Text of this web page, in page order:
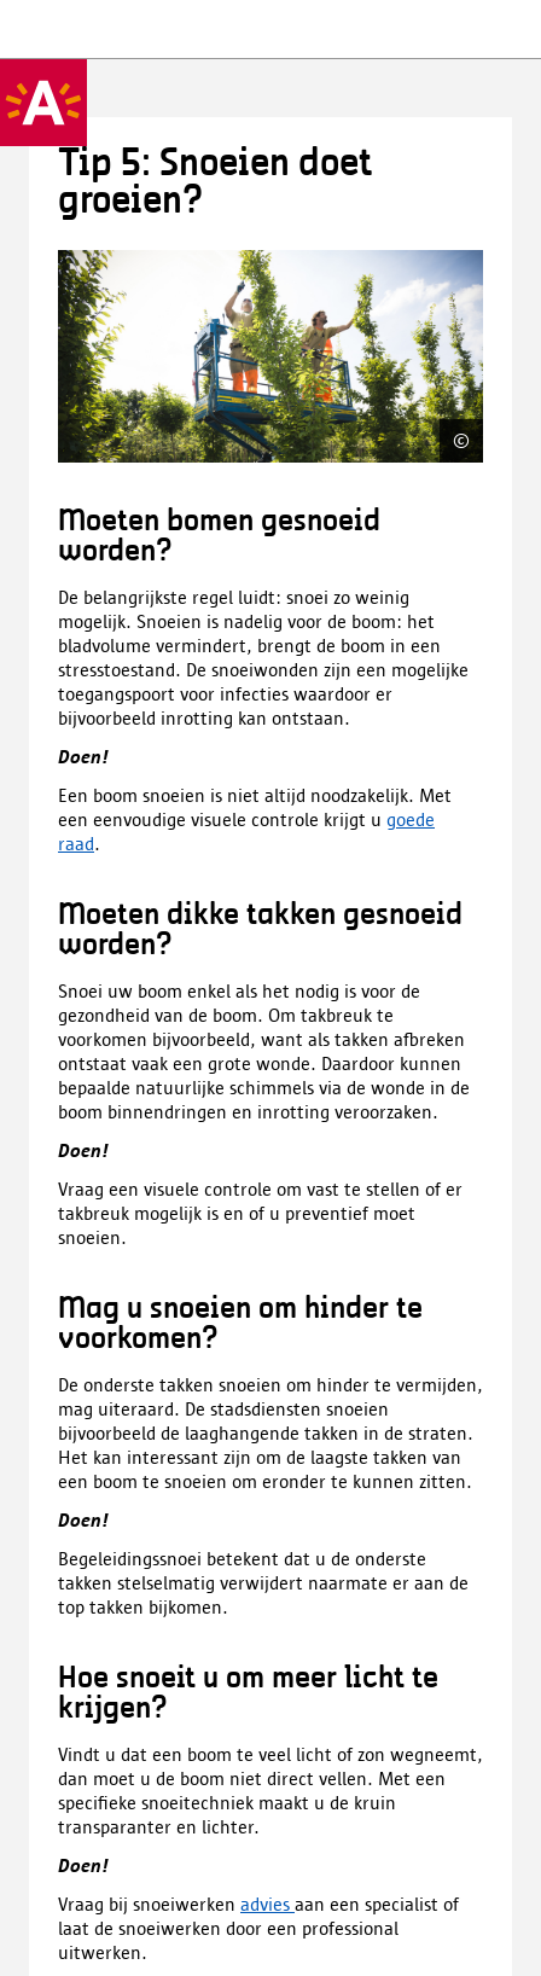
Tip 5: Snoeien doet
groeien?
©
Moeten bomen gesnoeid
worden?
De belangrijkste regel luidt: snoei zo weinig
mogelijk. Snoeien is nadelig voor de boom: het
bladvolume vermindert, brengt de boom in een
stresstoestand. De snoeiwonden zijn een mogelijke
toegangspoort voor infecties waardoor er
bijvoorbeeld inrotting kan ontstaan.
Doen!
Een boom snoeien is niet altijd noodzakelijk. Met
een eenvoudige visuele controle krijgt u goede
raad.
Moeten dikke takken gesnoeid
worden?
Snoei uw boom enkel als het nodig is voor de
gezondheid van de boom. Om takbreuk te
voorkomen bijvoorbeeld, want als takken afbreken
ontstaat vaak een grote wonde. Daardoor kunnen
bepaalde natuurlijke schimmels via de wonde in de
boom binnendringen en inrotting veroorzaken.
Doen!
Vraag een visuele controle om vast te stellen of er
takbreuk mogelijk is en of u preventief moet
snoeien.
Mag u snoeien om hinder te
voorkomen?
De onderste takken snoeien om hinder te vermijden,
mag uiteraard. De stadsdiensten snoeien
bijvoorbeeld de laaghangende takken in de straten.
Het kan interessant zijn om de laagste takken van
een boom te snoeien om eronder te kunnen zitten.
Doen!
Begeleidingssnoei betekent dat u de onderste
takken stelselmatig verwijdert naarmate er aan de
top takken bijkomen.
Hoe snoeit u om meer licht te
krijgen?
Vindt u dat een boom te veel licht of zon wegneemt,
dan moet u de boom niet direct vellen. Met een
specifieke snoeitechniek maakt u de kruin
transparanter en lichter.
Doen!
Vraag bij snoeiwerken advies aan een specialist of
laat de snoeiwerken door een professional
uitwerken.